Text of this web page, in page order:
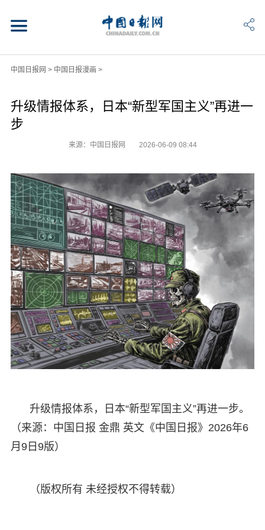
中国日报网 > 中国日报漫画 >
升级情报体系，日本“新型军国主义”再进一
步
来源：中国日报网 2026-06-09 08:44
升级情报体系，日本“新型军国主义”再进一步。
（来源：中国日报 金鼎 英文《中国日报》2026年6
月9日9版）
（版权所有 未经授权不得转载）